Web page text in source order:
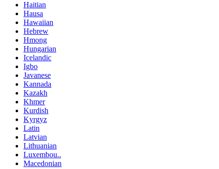
Haitian
Hausa
Hawaiian
Hebrew
Hmong
Hungarian
Icelandic
Igbo
Javanese
Kannada
Kazakh
Khmer
Kurdish
Kyrgyz
Latin
Latvian
Lithuanian
Luxembou..
Macedonian